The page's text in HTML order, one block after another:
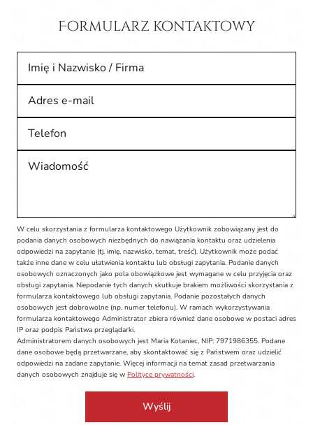
Formularz kontaktowy
Imię i Nazwisko / Firma
Adres e-mail
Telefon
Wiadomość
W celu skorzystania z formularza kontaktowego Użytkownik zobowiązany jest do
podania danych osobowych niezbędnych do nawiązania kontaktu oraz udzielenia
odpowiedzi na zapytanie (tj. imię, nazwisko, temat, treść). Użytkownik może podać
także inne dane w celu ułatwienia kontaktu lub obsługi zapytania. Podanie danych
osobowych oznaczonych jako pola obowiązkowe jest wymagane w celu przyjęcia oraz
obsługi zapytania. Niepodanie tych danych skutkuje brakiem możliwości skorzystania z
formularza kontaktowego lub obsługi zapytania. Podanie pozostałych danych
osobowych jest dobrowolne (np. numer telefonu). W ramach wykorzystywania
formularza kontaktowego Administrator zbiera również dane osobowe w postaci adres
IP oraz podpis Państwa przeglądarki.
Administratorem danych osobowych jest Maria Kotaniec, NIP: 7971986355. Podane
dane osobowe będą przetwarzane, aby skontaktować się z Państwem oraz udzielić
odpowiedzi na zadane zapytanie. Więcej informacji na temat zasad przetwarzania
danych osobowych znajduje się w Polityce prywatności.
Wyślij